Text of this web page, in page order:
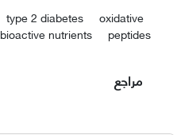
type 2 diabetes
oxidative
bioactive nutrients
peptides
مراجع